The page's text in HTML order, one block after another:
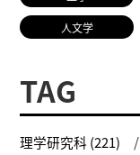
人文学
TAG
理学研究科 (221)